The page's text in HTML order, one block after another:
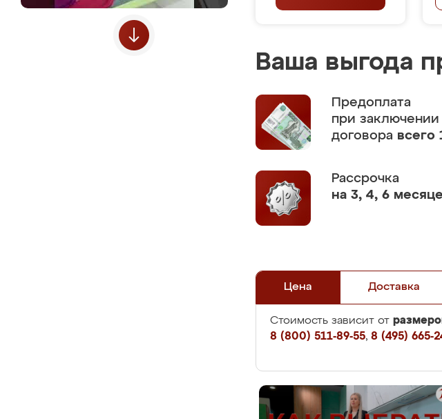
Ваша выгода
Предоплата
при заключении
договора всего
Рассрочка
на 3, 4, 6
Цена Доставка
Стоимость зависит от
8 (800) 511-89-55, 8 (495) 665-